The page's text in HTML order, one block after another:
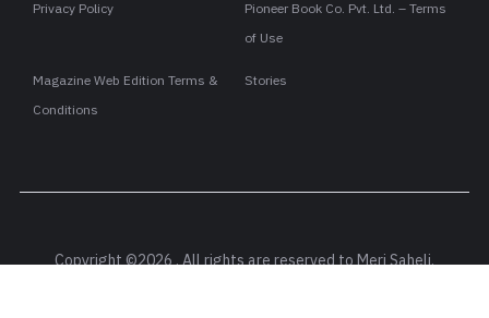
Privacy Policy
Pioneer Book Co. Pvt. Ltd. – Terms
of Use
Magazine Web Edition Terms &
Conditions
Stories
Copyright ©2026 . All rights are reserved to Meri Saheli.